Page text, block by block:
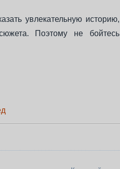
увлекательную историю,
Поэтому не бойтесь